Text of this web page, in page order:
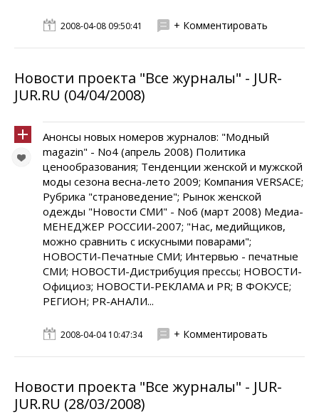
2008-04-08 09:50:41 + Комментировать
Новости проекта "Все журналы" - JUR-
JUR.RU (04/04/2008)
Анонсы новых номеров журналов: "Модный
magazin" - No4 (апрель 2008) Политика
ценообразования; Тенденции женской и мужской
моды сезона весна-лето 2009; Компания VERSACE;
Рубрика "страноведение"; Рынок женской
одежды "Новости СМИ" - No6 (март 2008) Медиа-
МЕНЕДЖЕР РОССИИ-2007; "Нас, медийщиков,
можно сравнить с искусными поварами";
НОВОСТИ-Печатные СМИ; Интервью - печатные
СМИ; НОВОСТИ-Дистрибуция прессы; НОВОСТИ-
Официоз; НОВОСТИ-РЕКЛАМА и PR; В ФОКУСЕ;
РЕГИОН; PR-АНАЛИ...
2008-04-04 10:47:34 + Комментировать
Новости проекта "Все журналы" - JUR-
JUR.RU (28/03/2008)